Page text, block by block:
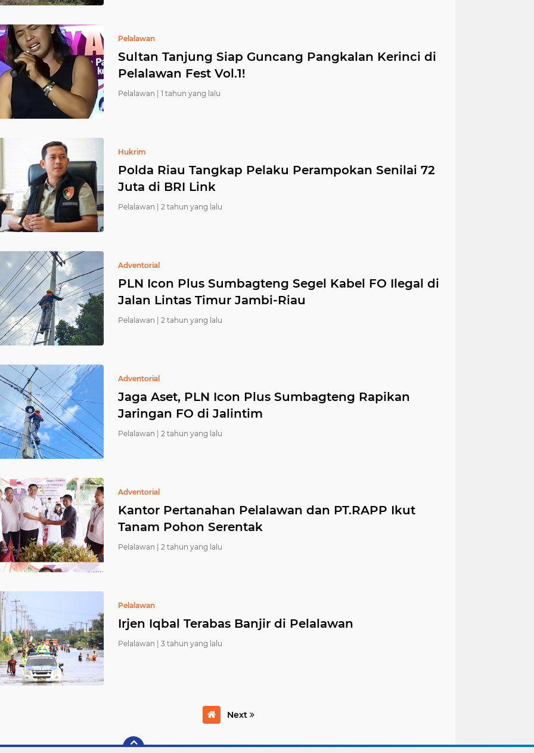
Pelalawan
Sultan Tanjung Siap Guncang Pangkalan Kerinci di
Pelalawan Fest Vol.1!
Pelalawan | 1 tahun yang lalu
Hukrim
Polda Riau Tangkap Pelaku Perampokan Senilai 72
Juta di BRI Link
Pelalawan | 2 tahun yang lalu
Adventorial
PLN Icon Plus Sumbagteng Segel Kabel FO Ilegal di
Jalan Lintas Timur Jambi-Riau
Pelalawan | 2 tahun yang lalu
Adventorial
Jaga Aset, PLN Icon Plus Sumbagteng Rapikan
Jaringan FO di Jalintim
Pelalawan | 2 tahun yang lalu
Adventorial
Kantor Pertanahan Pelalawan dan PT.RAPP Ikut
Tanam Pohon Serentak
Pelalawan | 2 tahun yang lalu
Pelalawan
Irjen Iqbal Terabas Banjir di Pelalawan
Pelalawan | 3 tahun yang lalu
Next